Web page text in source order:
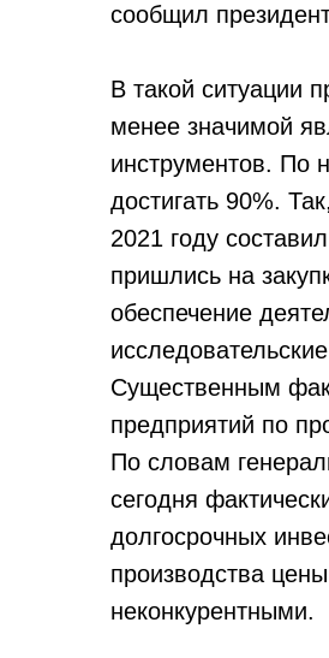
сообщил
В такой ситуации
менее значимой
инструментов. По
достигать 90%.
2021 году
пришлись на
обеспечение
Существенным
предприятий по
По словам
сегодня
долгосрочных
производства
неконкурентными.